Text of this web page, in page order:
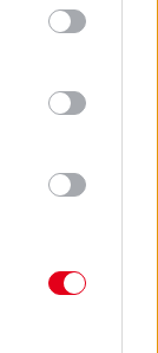
may click to
tags to
Google
ő a
Russelltől,
kihívta
inkább.